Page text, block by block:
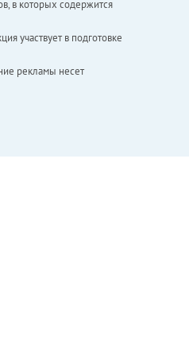
в которых содержится
участвует в подготовке
рекламы несет